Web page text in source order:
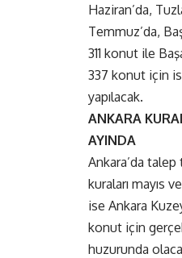
Haziran’da,
Temmuz’da,
311 konut ile
337 konut için
yapılacak.
ANKARA
AYINDA
Ankara’da
kuraları mayıs
ise Ankara
konut için
huzurunda